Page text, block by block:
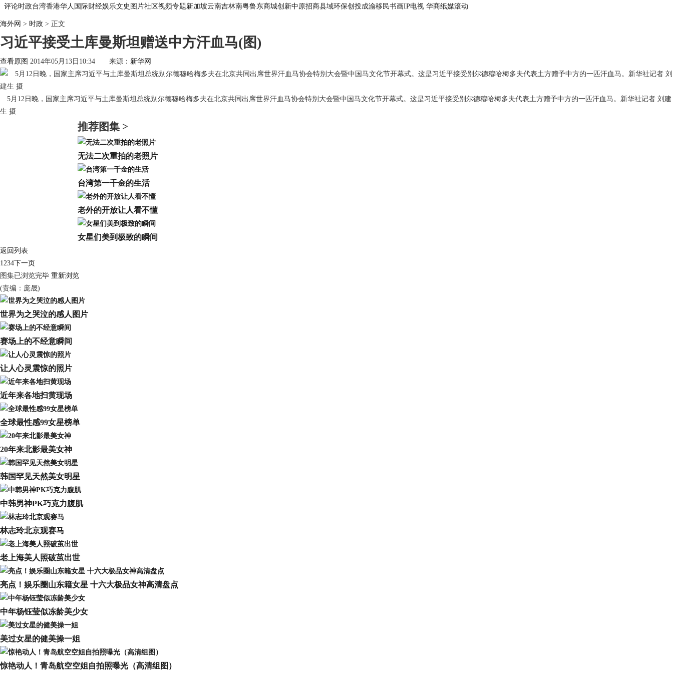
评论时政台湾香港华人 国际财经娱乐文史 图片社区视频专题新加坡云南吉林南粤鲁东商城创新中原招商县域环保创投成渝移民书画IP电视 华商纸媒滚动
海外网 > 时政 > 正文
习近平接受土库曼斯坦赠送中方汗血马(图)
查看原图 2014年05月13日10:34 来源： 新华网
5月12日晚，国家主席习近平与土库曼斯坦总统别尔德穆哈梅多夫在北京共同出席世界汗血马协会特别大会暨中国马文化节开幕式。这是习近平接受别尔德穆哈梅多夫代表土方赠予中方的一匹汗血马。新华社记者 刘建
生 摄
推荐图集 >
无法二次重拍的老照片
台湾第一千金的生活
老外的开放让人看不懂
女星们美到极致的瞬间
返回列表
1234下一页
图集已浏览完毕 重新浏览
(责编：庞晟)
世界为之哭泣的感人图片
赛场上的不经意瞬间
让人心灵震惊的照片
近年来各地扫黄现场
全球最性感99女星榜单
20年来北影最美女神
韩国罕见天然美女明星
中韩男神PK巧克力腹肌
林志玲北京观赛马
老上海美人照破茧出世
亮点！娱乐圈山东籍女星 十六大极品女神高清盘点
中年杨钰莹似冻龄美少女
美过女星的健美操一姐
惊艳动人！青岛航空空姐自拍照曝光（高清组图）